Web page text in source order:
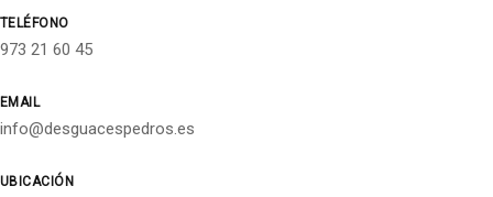
TELÉFONO
973 21 60 45
EMAIL
info@desguacespedros.es
UBICACIÓN